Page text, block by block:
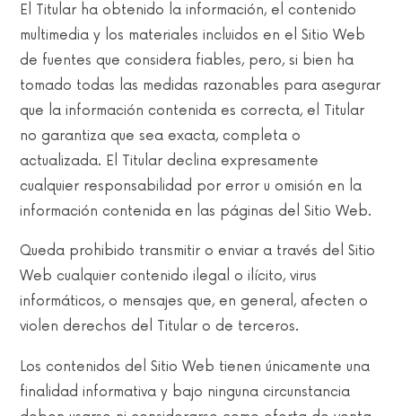
El Titular ha obtenido la información, el contenido
multimedia y los materiales incluidos en el Sitio Web
de fuentes que considera fiables, pero, si bien ha
tomado todas las medidas razonables para asegurar
que la información contenida es correcta, el Titular
no garantiza que sea exacta, completa o
actualizada. El Titular declina expresamente
cualquier responsabilidad por error u omisión en la
información contenida en las páginas del Sitio Web.
Queda prohibido transmitir o enviar a través del Sitio
Web cualquier contenido ilegal o ilícito, virus
informáticos, o mensajes que, en general, afecten o
violen derechos del Titular o de terceros.
Los contenidos del Sitio Web tienen únicamente una
finalidad informativa y bajo ninguna circunstancia